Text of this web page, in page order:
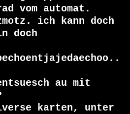
vom automat.
ich kann doch
doch
au mit
karten, unter